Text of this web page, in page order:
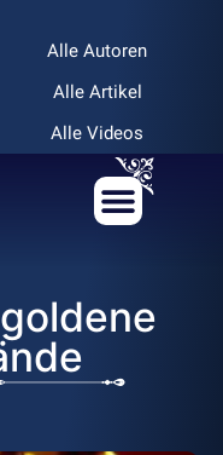
Alle Autoren
Alle Artikel
Alle Videos